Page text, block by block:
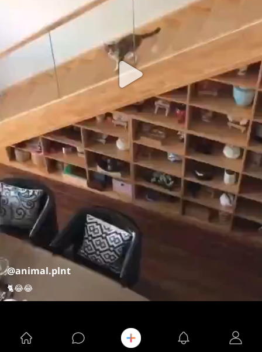
@animal.plnt
🐈😂😂